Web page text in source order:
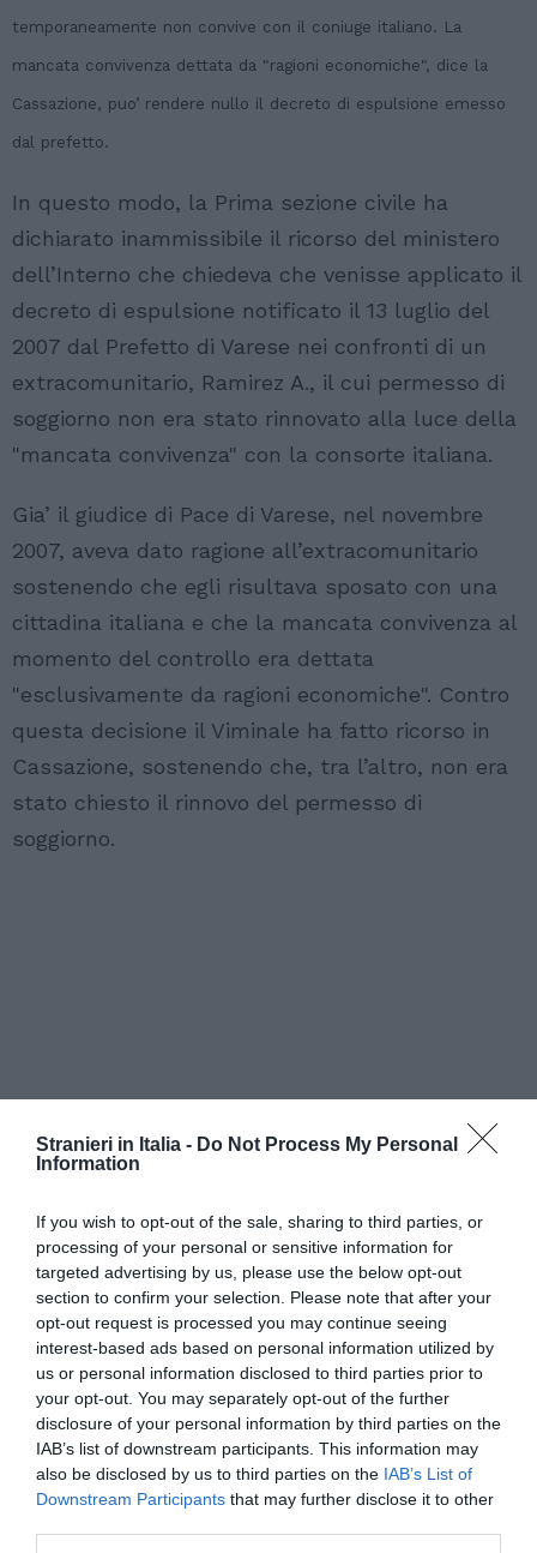
Stranieri in Italia - Do Not Process My Personal
Information
If you wish to opt-out of the sale, sharing to third parties, or
processing of your personal or sensitive information for
targeted advertising by us, please use the below opt-out
section to confirm your selection. Please note that after your
opt-out request is processed you may continue seeing
interest-based ads based on personal information utilized by
us or personal information disclosed to third parties prior to
your opt-out. You may separately opt-out of the further
disclosure of your personal information by third parties on the
IAB’s list of downstream participants. This information may
also be disclosed by us to third parties on the IAB’s List of
Downstream Participants that may further disclose it to other
temporaneamente non convive con il coniuge italiano. La
mancata convivenza dettata da "ragioni economiche", dice la
Cassazione, puo’ rendere nullo il decreto di espulsione emesso
dal prefetto.
In questo modo, la Prima sezione civile ha
dichiarato inammissibile il ricorso del ministero
dell’Interno che chiedeva che venisse applicato il
decreto di espulsione notificato il 13 luglio del
2007 dal Prefetto di Varese nei confronti di un
extracomunitario, Ramirez A., il cui permesso di
soggiorno non era stato rinnovato alla luce della
"mancata convivenza" con la consorte italiana.
Gia’ il giudice di Pace di Varese, nel novembre
2007, aveva dato ragione all’extracomunitario
sostenendo che egli risultava sposato con una
cittadina italiana e che la mancata convivenza al
momento del controllo era dettata
"esclusivamente da ragioni economiche". Contro
questa decisione il Viminale ha fatto ricorso in
Cassazione, sostenendo che, tra l’altro, non era
stato chiesto il rinnovo del permesso di
soggiorno.
Piazza Cavour – sentenza 22230 – ha dichiarato
inammissibile il ricorso proposto dal ministero e,
pur riconoscendo che "il riconoscimento della